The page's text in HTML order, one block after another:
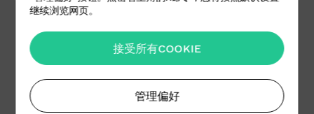
Lelievre SA
13 Rue du Mail 75002
Paris
继续浏览网页。
接受所有COOKIE
管理偏好